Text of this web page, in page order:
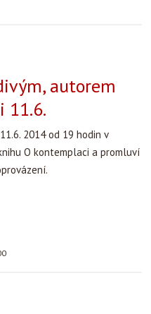
autorem
11.6.
2014 od 19 hodin v
O kontemplaci a promluví